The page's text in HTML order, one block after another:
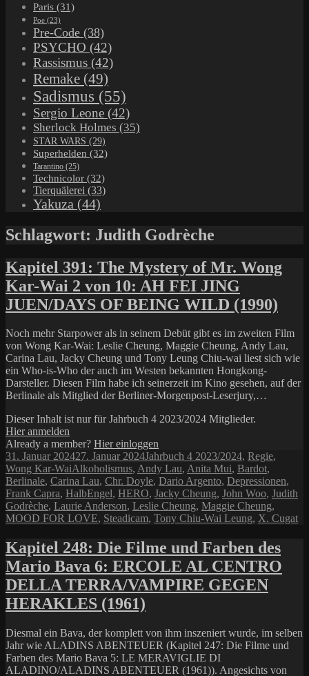
Paris (31)
Poe (23)
Pre-Code (38)
PSYCHO (42)
Rassismus (42)
Remake (49)
Sadismus (55)
Sergio Leone (42)
Sherlock Holmes (35)
STAR WARS (29)
Superhelden (32)
Tarantino (25)
Technicolor (32)
Tierquälerei (33)
Yakuza (44)
Schlagwort: Judith Godrèche
Kapitel 391: The Mystery of Mr. Wong
Kar-Wai 2 von 10: AH FEI JING
JUEN/DAYS OF BEING WILD (1990)
Noch mehr Starpower als in seinem Debüt gibt es im zweiten Film
von Wong Kar-Wai: Leslie Cheung, Maggie Cheung, Andy Lau,
Carina Lau, Jacky Cheung und Tony Leung Chiu-wai liest sich wie
ein Who-is-Who der auch im Westen bekannten Hongkong-
Darsteller. Diesen Film habe ich seinerzeit im Kino gesehen, auf der
Berlinale als Mitglied der Berliner-Morgenpost-Leserjury,…
Dieser Inhalt ist nur für Jahrbuch 4 2023/2024 Mitglieder.
Hier anmelden
Already a member? Hier einloggen
Veröffentlicht
am
31. Januar 202427. Januar 2024Kategorien
Jahrbuch 4 2023/2024, Regie,
Wong Kar-WaiSchlagwörter
Alkoholismus, Andy Lau, Anita Mui, Bardot,
Berlinale, Carina Lau, Chr. Doyle, Dario Argento, Depressionen,
Frank Capra, HalbEngel, HERO, Jacky Cheung, John Woo, Judith
Godrèche, Laurie Anderson, Leslie Cheung, Maggie Cheung,
MOOD FOR LOVE, Steadicam, Tony Chiu-Wai Leung, X. Cugat
Kapitel 248: Die Filme und Farben des
Mario Bava 6: ERCOLE AL CENTRO
DELLA TERRA/VAMPIRE GEGEN
HERAKLES (1961)
Diesmal ein Bava, der komplett von ihm inszeniert wurde, im selben
Jahr wie ALADINS ABENTEUER (Kapitel 247: Die Filme und
Farben des Mario Bava 5: LE MERAVIGLIE DI
ALADINO/ALADINS ABENTEUER (1961)). Angesichts von